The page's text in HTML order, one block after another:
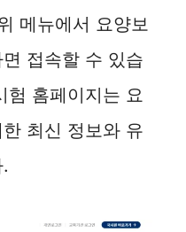
메뉴에서 요양보
접속할 수 있습
험 홈페이지는 요
최신 정보와 유